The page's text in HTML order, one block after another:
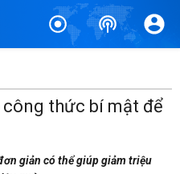
thức bí mật để
giản có thể giúp giảm triệu